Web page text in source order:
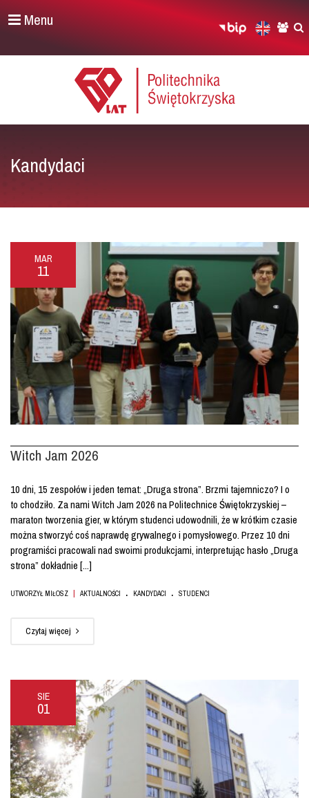
Menu
Kandydaci
MAR
11
Witch Jam 2026
10 dni, 15 zespołów i jeden temat: „Druga strona”. Brzmi tajemniczo? I o
to chodziło. Za nami Witch Jam 2026 na Politechnice Świętokrzyskiej –
maraton tworzenia gier, w którym studenci udowodnili, że w krótkim czasie
można stworzyć coś naprawdę grywalnego i pomysłowego. Przez 10 dni
programiści pracowali nad swoimi produkcjami, interpretując hasło „Druga
strona” dokładnie [...]
UTWORZYŁ MIŁOSZ | AKTUALNOŚCI . KANDYDACI . STUDENCI
Czytaj więcej
SIE
01